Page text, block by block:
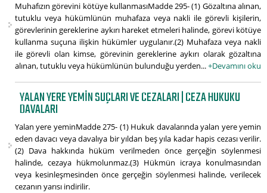
Muhafızın görevini kötüye kullanmasıMadde 295- (1) Gözaltına alınan,
tutuklu veya hükümlünün muhafaza veya nakli ile görevli kişilerin,
görevlerinin gereklerine aykırı hareket etmeleri halinde, görevi kötüye
kullanma suçuna ilişkin hükümler uygulanır.(2) Muhafaza veya nakli
ile görevli olan kimse, görevinin gereklerine aykırı olarak gözaltına
alınan, tutuklu veya hükümlünün bulunduğu yerden...+Devamını oku
YALAN YERE YEMIN SUÇLARI VE CEZALARI | CEZA HUKUKU
DAVALARI
Yalan yere yeminMadde 275- (1) Hukuk davalarında yalan yere yemin
eden davacı veya davalıya bir yıldan beş yıla kadar hapis cezası verilir.
(2) Dava hakkında hüküm verilmeden önce gerçeğin söylenmesi
halinde, cezaya hükmolunmaz.(3) Hükmün icraya konulmasından
veya kesinleşmesinden önce gerçeğin söylenmesi halinde, verilecek
cezanın yarısı indirilir.